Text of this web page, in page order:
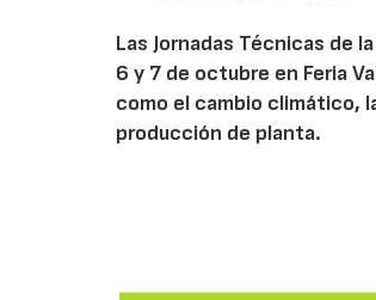
Las Jornadas Técnicas de
6 y 7 de octubre en Feria
como el cambio climático,
producción de planta.